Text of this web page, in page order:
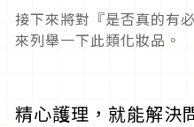
接下來將對『是否真的有
來列舉一下此類化妝品。
精心護理，就能解決